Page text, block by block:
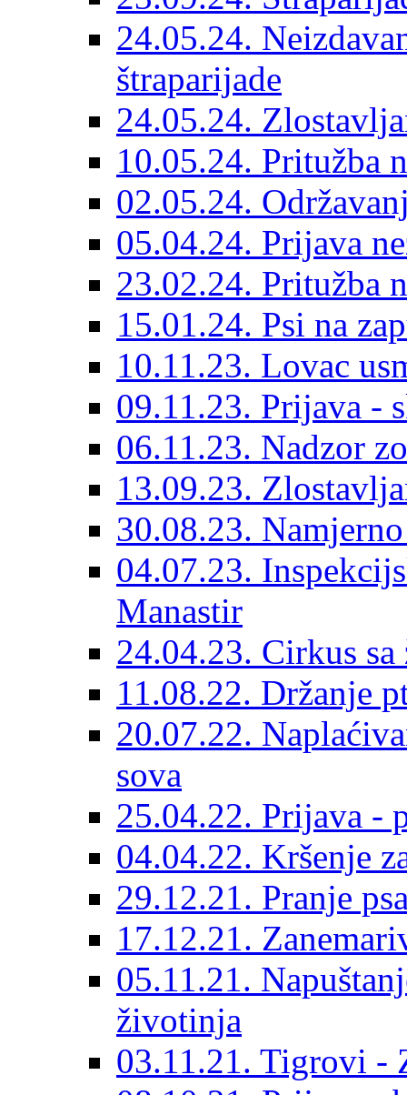
24.05.24.
štraparijade
24.05.24.
10.05.24. Pritužba
02.05.24.
05.04.24. Prijava
23.02.24. Pritužba
15.01.24. Psi na
10.11.23. Lovac
09.11.23. Prijava -
06.11.23. Nadzor
13.09.23.
30.08.23.
04.07.23.
Manastir
24.04.23. Cirkus
11.08.22. Držanje
20.07.22.
sova
25.04.22. Prijava -
04.04.22. Kršenje
29.12.21. Pranje
17.12.21.
05.11.21.
životinja
03.11.21. Tigrovi -